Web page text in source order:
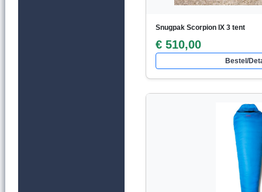
Snugpak Scorpion IX 3 tent
€ 510,00
Bestel/